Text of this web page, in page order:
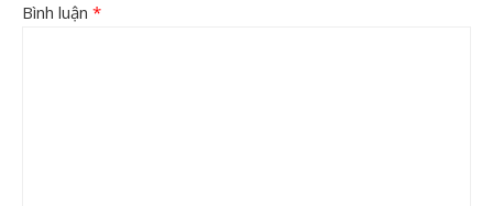
Bình luận *